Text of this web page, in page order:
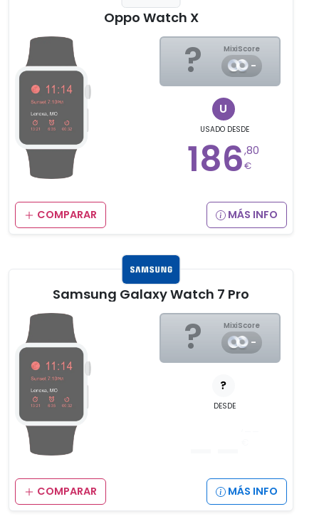
Oppo Watch X
? MixiScore
-
U
USADO DESDE
186,80
€
COMPARAR MÁS INFO
Samsung Galaxy Watch 7 Pro
? MixiScore
-
?
DESDE
COMPARAR MÁS INFO